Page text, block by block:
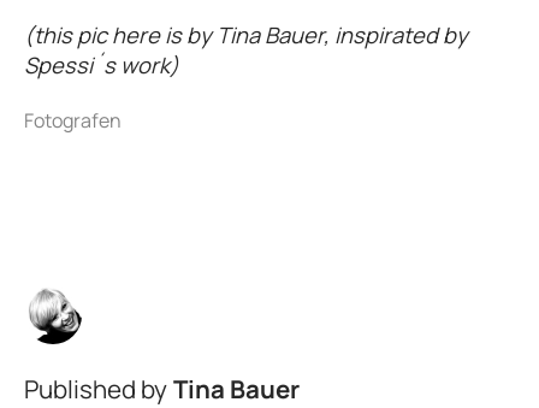
(this pic here is by Tina Bauer, inspirated by
Spessi´s work)
Published byTina Bauer